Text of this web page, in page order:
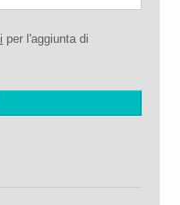
per l'aggiunta di